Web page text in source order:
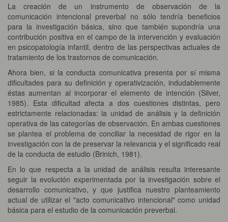
La creación de un instrumento de observación de la
comunicación intencional preverbal no sólo tendría beneficios
para la investigación básica, sino que también supondría una
contribución positiva en el campo de la intervención y evaluación
en psicopatología infantil, dentro de las perspectivas actuales de
tratamiento de los trastornos de comunicación.
Ahora bien, si la conducta comunicativa presenta por sí misma
dificultades para su definición y operativización, indudablemente
éstas aumentan al incorporar el elemento de intención (Silver,
1985). Esta dificultad afecta a dos cuestiones distintas, pero
estrictamente relacionadas: la unidad de análisis y la definición
operativa de las categorías de observación. En ambas cuestiones
se plantea el problema de conciliar la necesidad de rigor en la
investigación con la de preservar la relevancia y el significado real
de la conducta de estudio (Brinich, 1981).
En lo que respecta a la unidad de análisis resulta interesante
seguir la evolución experimentada por la investigación sobre el
desarrollo comunicativo, y que justifica nuestro planteamiento
actual de utilizar el "acto comunicativo intencional" como unidad
básica para el estudio de la comunicación preverbal.